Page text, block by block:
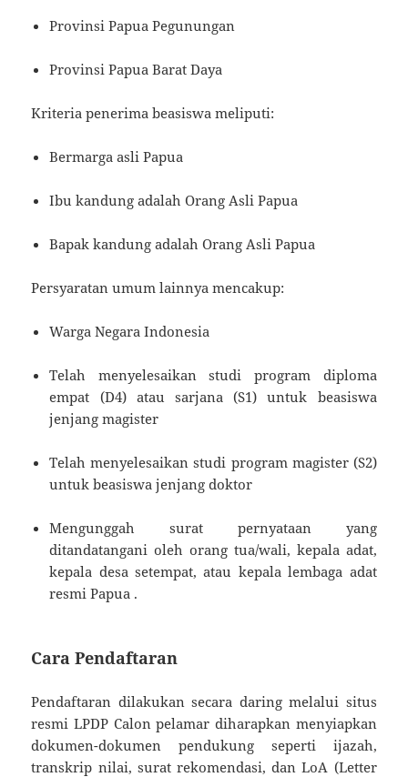
Provinsi Papua Pegunungan
Provinsi Papua Barat Daya
Kriteria penerima beasiswa meliputi:
Bermarga asli Papua
Ibu kandung adalah Orang Asli Papua
Bapak kandung adalah Orang Asli Papua
Persyaratan umum lainnya mencakup:
Warga Negara Indonesia
Telah menyelesaikan studi program diploma
empat (D4) atau sarjana (S1) untuk beasiswa
jenjang magister
Telah menyelesaikan studi program magister (S2)
untuk beasiswa jenjang doktor
Mengunggah surat pernyataan yang
ditandatangani oleh orang tua/wali, kepala adat,
kepala desa setempat, atau kepala lembaga adat
resmi Papua .
Cara Pendaftaran
Pendaftaran dilakukan secara daring melalui situs
resmi LPDP Calon pelamar diharapkan menyiapkan
dokumen-dokumen pendukung seperti ijazah,
transkrip nilai, surat rekomendasi, dan LoA (Letter